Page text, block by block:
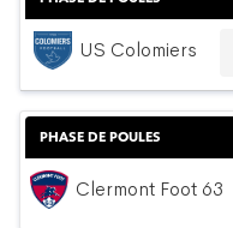
US Colomiers
PHASE DE POULES
Clermont Foot 63